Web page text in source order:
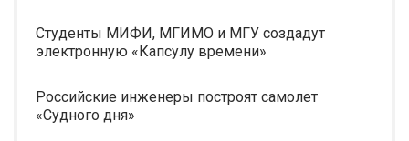
Студенты МИФИ, МГИМО и МГУ создадут
электронную «Капсулу времени»
Российские инженеры построят самолет
«Судного дня»